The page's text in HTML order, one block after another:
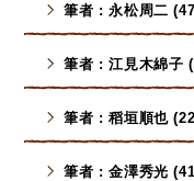
筆者 : 永松周二
筆者 : 江見木綿子
筆者 : 稻垣順也
筆者 : 金澤秀光